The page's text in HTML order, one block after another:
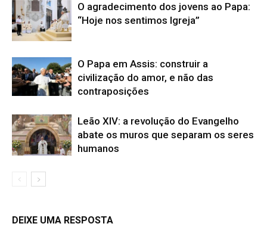
O agradecimento dos jovens ao Papa:
“Hoje nos sentimos Igreja”
O Papa em Assis: construir a
civilização do amor, e não das
contraposições
Leão XIV: a revolução do Evangelho
abate os muros que separam os seres
humanos
DEIXE UMA RESPOSTA